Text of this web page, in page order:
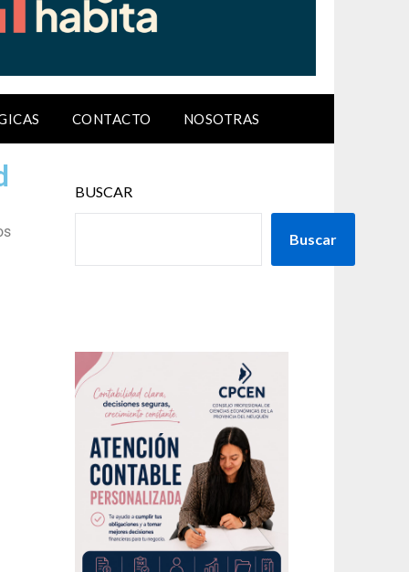
CONTACTO NOSOTRAS
BUSCAR
Buscar